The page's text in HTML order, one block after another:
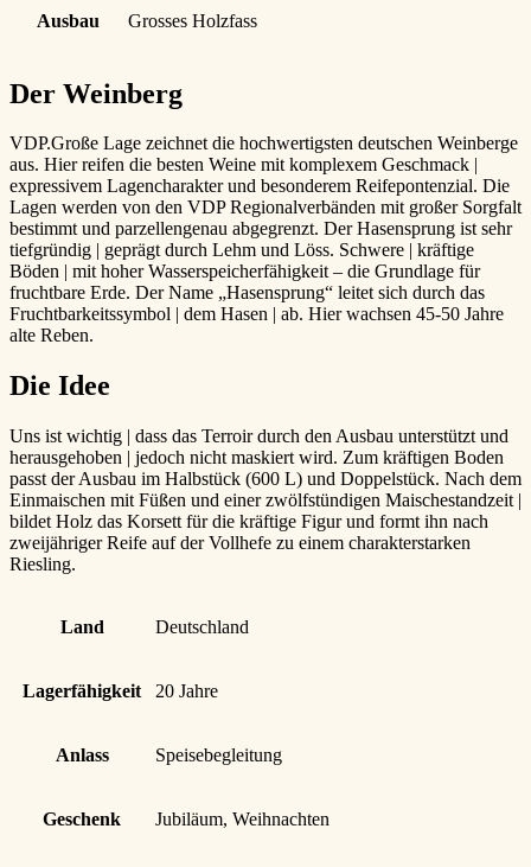
Ausbau Grosses Holzfass
Der Weinberg
VDP.Große Lage zeichnet die hochwertigsten deutschen Weinberge
aus. Hier reifen die besten Weine mit komplexem Geschmack |
expressivem Lagencharakter und besonderem Reifepontenzial. Die
Lagen werden von den VDP Regionalverbänden mit großer Sorgfalt
bestimmt und parzellengenau abgegrenzt. Der Hasensprung ist sehr
tiefgründig | geprägt durch Lehm und Löss. Schwere | kräftige
Böden | mit hoher Wasserspeicherfähigkeit – die Grundlage für
fruchtbare Erde. Der Name „Hasensprung“ leitet sich durch das
Fruchtbarkeitssymbol | dem Hasen | ab. Hier wachsen 45-50 Jahre
alte Reben.
Die Idee
Uns ist wichtig | dass das Terroir durch den Ausbau unterstützt und
herausgehoben | jedoch nicht maskiert wird. Zum kräftigen Boden
passt der Ausbau im Halbstück (600 L) und Doppelstück. Nach dem
Einmaischen mit Füßen und einer zwölfstündigen Maischestandzeit |
bildet Holz das Korsett für die kräftige Figur und formt ihn nach
zweijähriger Reife auf der Vollhefe zu einem charakterstarken
Riesling.
Land Deutschland
Lagerfähigkeit 20 Jahre
Anlass Speisebegleitung
Geschenk Jubiläum, Weihnachten